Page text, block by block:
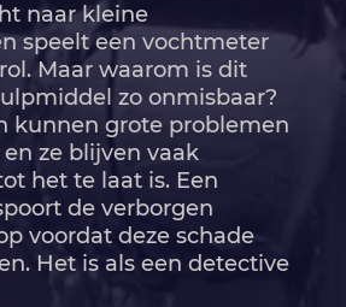
naar kleine
speelt een vochtmeter
Maar waarom is dit
zo onmisbaar?
kunnen grote problemen
ze blijven vaak
het te laat is.​ Een
de verborgen
voordat deze schade
Het is als een detective